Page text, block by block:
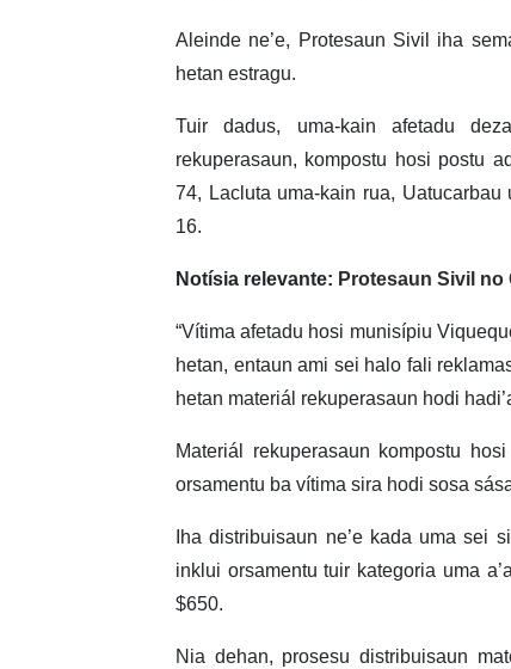
Aleinde ne’e, Protesaun Sivil iha
hetan estragu.
Tuir dadus, uma-kain afetadu
rekuperasaun, kompostu hosi postu
74, Lacluta uma-kain rua,
16.
Notísia relevante: Protesaun Sivil
“Vítima afetadu hosi munisípiu
hetan, entaun ami sei halo fali
hetan materiál rekuperasaun hodi
Materiál rekuperasaun kompostu
orsamentu ba vítima sira hodi sosa
Iha distribuisaun ne’e kada uma sei
inklui orsamentu tuir kategoria uma
$650.
Nia dehan, prosesu distribuisaun